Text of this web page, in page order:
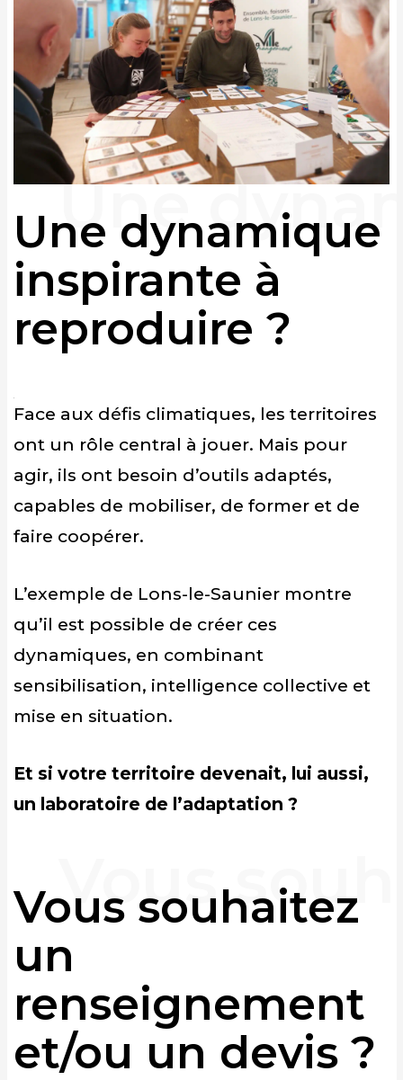
Une dynamique
inspirante à
reproduire ?
Face aux défis climatiques, les territoires
ont un rôle central à jouer. Mais pour
agir, ils ont besoin d’outils adaptés,
capables de mobiliser, de former et de
faire coopérer.
L’exemple de Lons-le-Saunier montre
qu’il est possible de créer ces
dynamiques, en combinant
sensibilisation, intelligence collective et
mise en situation.
Et si votre territoire devenait, lui aussi,
un laboratoire de l’adaptation ?
Vous souhaitez
un
renseignement
et/ou un devis ?